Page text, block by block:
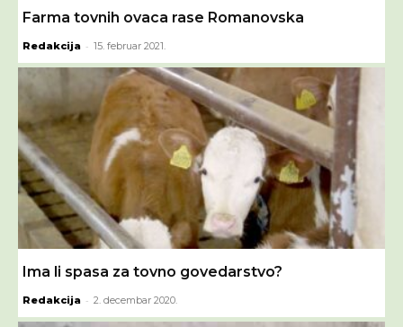
Farma tovnih ovaca rase Romanovska
Redakcija - 15. februar 2021.
Ima li spasa za tovno govedarstvo?
Redakcija - 2. decembar 2020.